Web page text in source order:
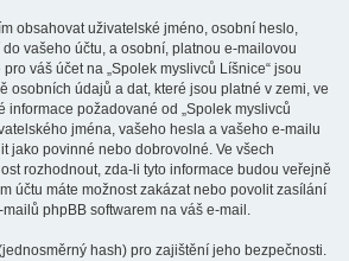
obsahovat uživatelské jméno, osobní heslo,
vašeho účtu, a osobní, platnou e-mailovou
váš účet na „Spolek myslivců Líšnice“ jsou
osobních údajů a dat, které jsou platné v zemi, ve
informace požadované od „Spolek myslivců
jména, vašeho hesla a vašeho e-mailu
jako povinné nebo dobrovolné. Ve všech
rozhodnout, zda-li tyto informace budou veřejně
účtu máte možnost zakázat nebo povolit zasílání
phpBB softwarem na váš e-mail.
hash) pro zajištění jeho bezpečnosti.